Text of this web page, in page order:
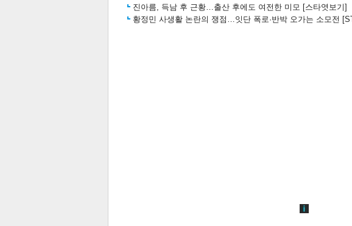
진아름, 득남 후 근황…출산 후에도 여전한 미모 [스타엿보기]
황정민 사생활 논란의 쟁점…잇단 폭로·반박 오가는 소모전